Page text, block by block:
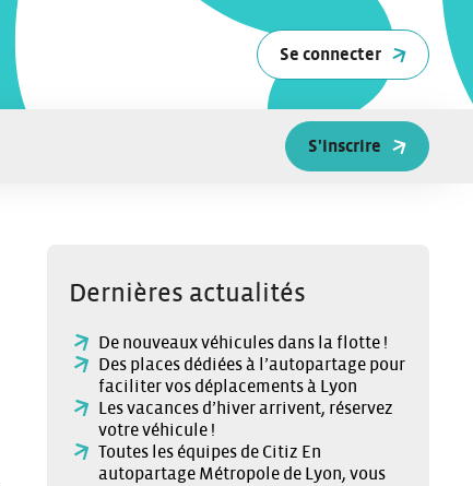
Se connecter
S'inscrire
Dernières actualités
De nouveaux véhicules dans la flotte !
Des places dédiées à l’autopartage pour
faciliter vos déplacements à Lyon
Les vacances d’hiver arrivent, réservez
votre véhicule !
Toutes les équipes de Citiz En
autopartage Métropole de Lyon, vous